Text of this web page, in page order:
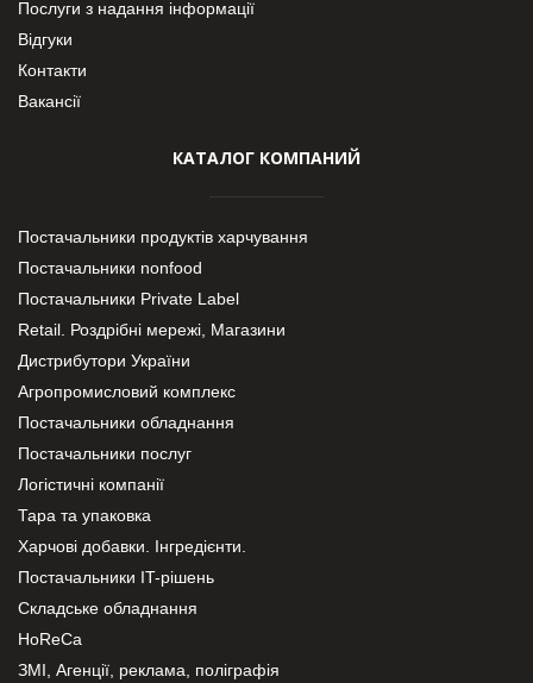
Послуги з надання інформації
Відгуки
Контакти
Вакансії
КАТАЛОГ КОМПАНИЙ
Постачальники продуктів харчування
Постачальники nonfood
Постачальники Private Label
Retail. Роздрібні мережі, Магазини
Дистрибутори України
Агропромисловий комплекс
Постачальники обладнання
Постачальники послуг
Логістичні компанії
Тара та упаковка
Харчові добавки. Інгредієнти.
Постачальники IT-рішень
Складське обладнання
HoReCa
ЗМІ, Агенції, реклама, поліграфія